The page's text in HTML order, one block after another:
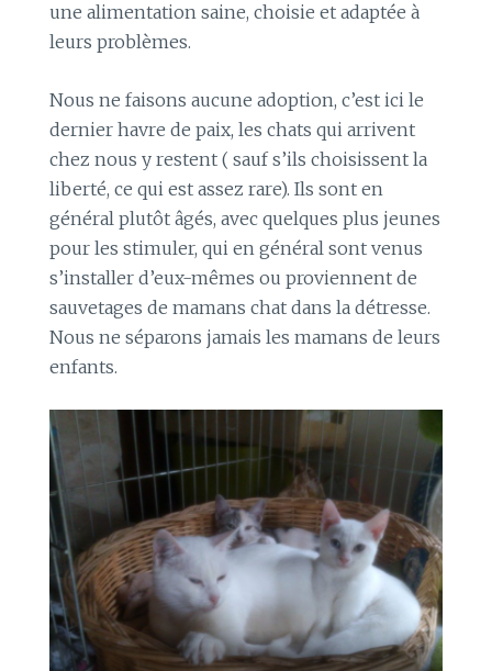
une alimentation saine, choisie et adaptée à
leurs problèmes.
Nous ne faisons aucune adoption, c’est ici le
dernier havre de paix, les chats qui arrivent
chez nous y restent ( sauf s’ils choisissent la
liberté, ce qui est assez rare). Ils sont en
général plutôt âgés, avec quelques plus jeunes
pour les stimuler, qui en général sont venus
s’installer d’eux-mêmes ou proviennent de
sauvetages de mamans chat dans la détresse.
Nous ne séparons jamais les mamans de leurs
enfants.